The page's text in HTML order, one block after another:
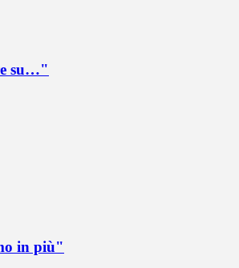
su…"
in più"